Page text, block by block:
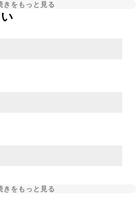
きをもっと見る
きをもっと見る